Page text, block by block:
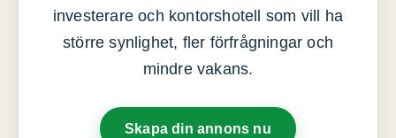
investerare och kontorshotell som vill ha
större synlighet, fler förfrågningar och
mindre vakans.
Skapa din annons nu